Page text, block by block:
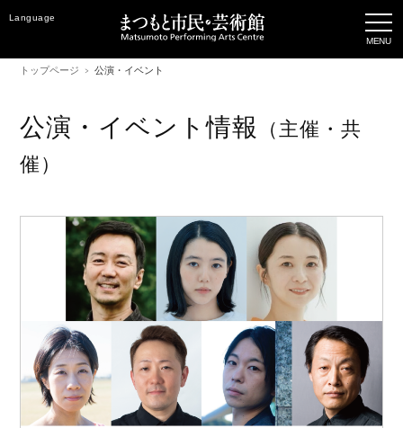
Language
トップページ 公演・イベント
公演・イベント情報
（主催・共
催）